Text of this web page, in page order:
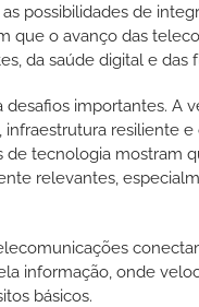
possibilidades de
que o avanço das
da saúde digital e das
importantes. A
infraestrutura resiliente
de tecnologia mostram
relevantes,
informação, onde
básicos.